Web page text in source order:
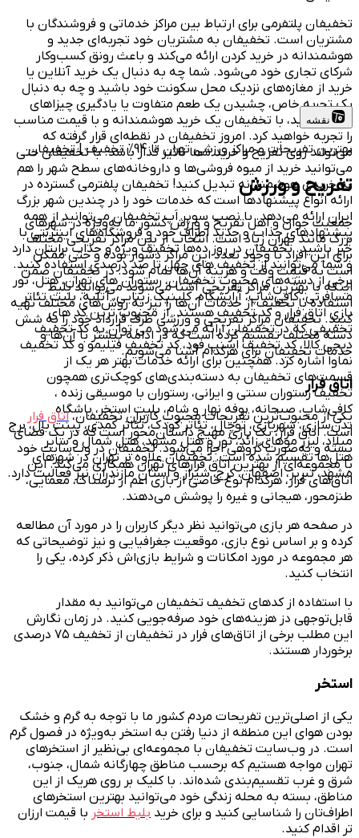
تخفیفان پلتفرمی برای ارتباط بین مراکز خدماتی و فروشندگان با
مشتریان است. تخفیفان به مشتریان خود تجربه‌ای جدید و
هوشمندانه در خرید کردن ارائه می‌کند و باعث رونق کسب‌وکار
شرکای تجاری خود می‌شود. شما چه به دنبال یک خرید آنلاین یا
خرید از مغازه‌های نزدیک محل سکونت خود باشید و چه به دنبال
یک تجربه خاص، چشیدن یک طعم متفاوت یا یادگیری چیزاهای
جدید باشید، با تخفیفان یک خرید هوشمندانه و با قیمت مناسب
را تجربه خواهید کرد. امروز تخفیفان در نقطه‌ای قرار گرفته که
می‌تواند روی تفریح و خرید شما تاثیر گذار باشد. با تخفیفان حتی
می‌توانید خرید از میوه فروشی‌ها و داروخانه‌های سطح شهر را هم
به خریدی هوشمندانه تبدیل کنید! تخفیفان پلفترمی گسترده در
ارائه انواع پیشنهادها است که خدمات خود را در چندین شهر بزرگ
ایران ارائه می‌دهد. با نصب سوپر اَپ تخفیفان می‌توانید از همه
پیشنهادهای جذاب و جدید اطراف خود و فروشگاه‌های اینترنتی با
خبر باشید. تخفیفان در روز ده‌ها تخفیف ویژه و جذاب برایتان دارد
و شما می‌توانید از تخفیف های چهل تا صد درصدی استفاده کنید.
برخی از دسته‌های محبوب تخفیفان، رستوران های تهران، هتل، تور
مسافرتی، کافی‌شاپ، آرایشگاه، کلینیک زیبایی، آتلیه، بلیت تئاتر
بازی اتاق فرار و کد تخفیف هستند. از محبوب ترین کد های
تخفیفی که در تخفیفان ارائه می شود می توان به کد تخفیف
دیجی کالا، کد تخفیف اسنپ فود، کد تخفیف فیلیمو و کد تخفیف
نماوا اشاره کرد. همچنین برای ارائه خدمات بهتر هر یک از
قسمت‌های تخفیفان به دسته‌بندی‌های کوچک‌تری همچون
تخفیف رستوران سنتی و ایرانی، رستوران با موسیقی زنده ،
کافی‌شاپ، صبحانه، بوفه نهار و شام، بلیت استخر، باشگاه
بدن‌سازی، شهربازی، توچال، تئاتر کودک، تئاتر کمدی، پینت بال، برج
میلاد، لیزر موهای زائد، تور و هتل مشهد، هتل شمال و سایر
هتل‌ها تقسیم شده است. تخفیفان علاوه بر تهران در شهرهای
مشهد، تبریز، اصفهان، کرج، شیراز و استان مازندران نیز فعالیت دارد.
نقشه
بهترین تفریحات و مراکز ورزشی تهران تا 94% تخفیف | تخفیفان
تفریح و ورزش
جمعیت جوان و اهل تفریح و ورزش کشور ما به‌ویژه در شهرهای
بزرگ مانند تهران زیاد است. انتخاب از بین مراکز تفریحی مختلف
برای این افراد با وجود تعدد این مراکز دشوار بوده و حتی ممکن
است به قیمت وقت و هزینه آن‌ها تمام شود. در تخفیفان ضمن
اینکه با بهترین مراکز تفریحی آشنا می‌شوید می‌توانید بلیط
استفاده با تخفیف از خدمات آن‌ها را نیز به روش‌های مختلف تهیه
کنید. تخفیفان مراکز تفریحی و ورزشی طرف قرارداد خود را به شش
دسته مختلف تقسیم کرده است که در ادامه بیشتر با آن‌ها و
خدمات تخفیفان برای هرکدام آشنا می‌شویم.
اتاق فرار
یکی از محبوب‌ترین تفریحات محبوب کاربران تخفیفان،اتاق فرار
است. اتاق فرار، یک بازی مهیج داستان‌محور است که در یک فضای
بسته و به‌صورت گروهی اجرا می‌شود. تخفیفان در وب‌سایت خود
با مجموعه‌ای از بهترین اتاق فرارهای تهران همکاری می‌کند. این
اتاق‌های فرار، هرکدام نوع خاصی از بازی اعم از ترسناک، معمایی،
طنزمحور، هیجانی و غیره را پوشش می‌دهند.
در صفحه هر بازی می‌توانید نظر دیگر کاربران را در مورد آن مطالعه
کرده و بر اساس نوع بازی، موقعیت جغرافیایی و نیز توضیحاتی که
هر مجموعه در مورد امکانات و شرایط بازی‌اش ذکر کرده، یکی را
انتخاب کنید.
با استفاده از کدهای تخفیف تخفیفان می‌توانید به مقدار
قابل‌توجهی دز هزینه‌های خود صرفه‌جویی کنید. در زمان نگارش
این مطلب برخی از اتاق‌های فرار در تخفیفان از تخفیف ۷۵ درصدی
برخوردار هستند.
استخر
یکی از اصلی‌ترین تفریحات مردم کشور ما با توجه به گرم و خشک
بودن هوای این منطقه از دنیا رفتن به استخر به‌ویژه در فصول گرم
است. در وب‌سایت تخفیفان با مجموعه‌ای بی‌نظیر از استخرهای
تهران مواجه هستیم که برحسب مناطق چهارگانه شمال، جنوب،
شرق و غرب تقسیم‌بندی شده‌اند. با کلیک بر روی هریک از این
مناطق، بسته به محله زندگی خود می‌توانید بهترین استخرهای
اطراف‌تان را شناسایی کنید و برای خرید بلیط استخر با قیمت ارزان
تر اقدام کنید.